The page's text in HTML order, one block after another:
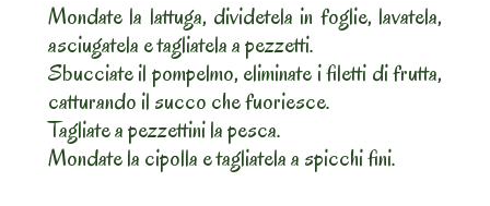
Mondate la lattuga, dividetela in foglie, lavatela,
asciugatela e tagliatela a pezzetti.
Sbucciate il pompelmo, eliminate i filetti di frutta,
catturando il succo che fuoriesce.
Tagliate a pezzettini la pesca.
Mondate la cipolla e tagliatela a spicchi fini.